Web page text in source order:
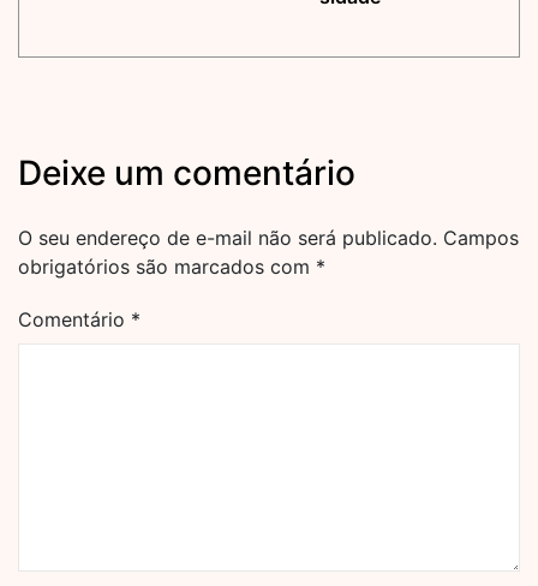
Deixe um comentário
O seu endereço de e-mail não será publicado. Campos
obrigatórios são marcados com *
Comentário *